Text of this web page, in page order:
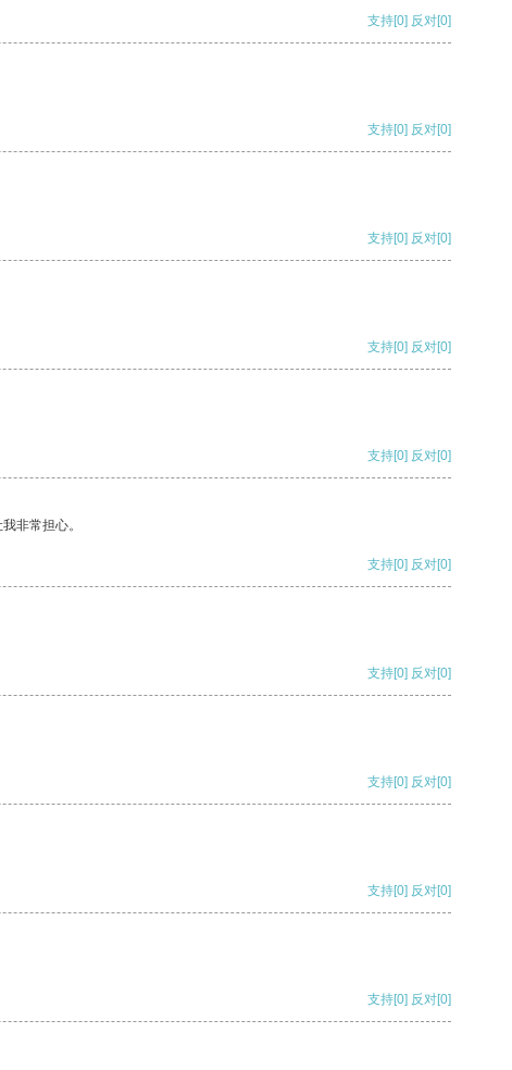
支持[0] 反对[0]
支持[0] 反对[0]
支持[0] 反对[0]
支持[0] 反对[0]
支持[0] 反对[0]
非常担心。
支持[0] 反对[0]
支持[0] 反对[0]
支持[0] 反对[0]
支持[0] 反对[0]
支持[0] 反对[0]